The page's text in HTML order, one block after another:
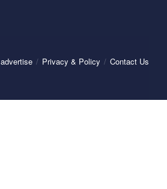
advertise Privacy & Policy Contact Us